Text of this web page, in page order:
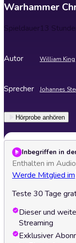
Warhammer
Spieldauer13
Autor William King
Sprecher Johannes
Hörprobe anhören
Inbegriffen in
Enthalten im
Werde Mitglied im
Teste 30 Tage
Dieser und
Streaming
Exklusiver